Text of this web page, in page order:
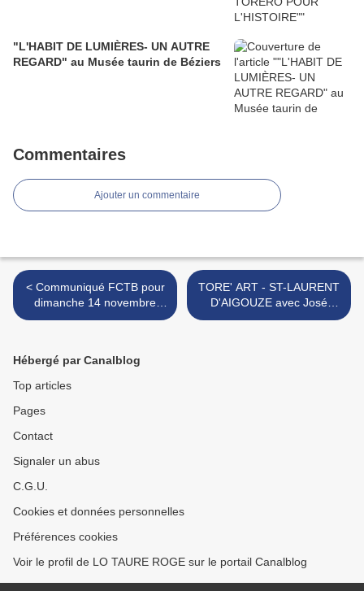
"L'HABIT DE LUMIÈRES- UN AUTRE
REGARD" au Musée taurin de Béziers
Commentaires
Ajouter un commentaire
< Communiqué FCTB pour
dimanche 14 novembre
(NÎMES - "LEVÉE DES
TORE' ART - ST-LAURENT
D'AIGOUZE avec José
GOMEZ 20-11-2021 >
Hébergé par Canalblog
Top articles
Pages
Contact
Signaler un abus
C.G.U.
Cookies et données personnelles
Préférences cookies
Voir le profil de LO TAURE ROGE sur le portail Canalblog